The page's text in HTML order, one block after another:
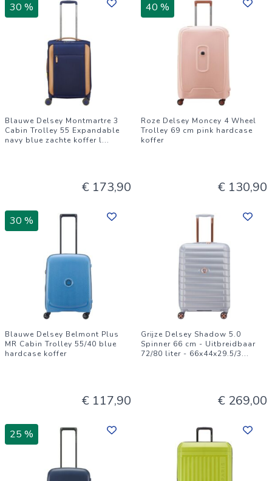
30 %
Blauwe Delsey Montmartre 3
Cabin Trolley 55 Expandable
navy blue zachte koffer l...
€ 173,90
40 %
Roze Delsey Moncey 4 Wheel
Trolley 69 cm pink hardcase
koffer
€ 130,90
30 %
Blauwe Delsey Belmont Plus
MR Cabin Trolley 55/40 blue
hardcase koffer
€ 117,90
Grijze Delsey Shadow 5.0
Spinner 66 cm - Uitbreidbaar
72/80 liter - 66x44x29.5/3...
€ 269,00
25 %